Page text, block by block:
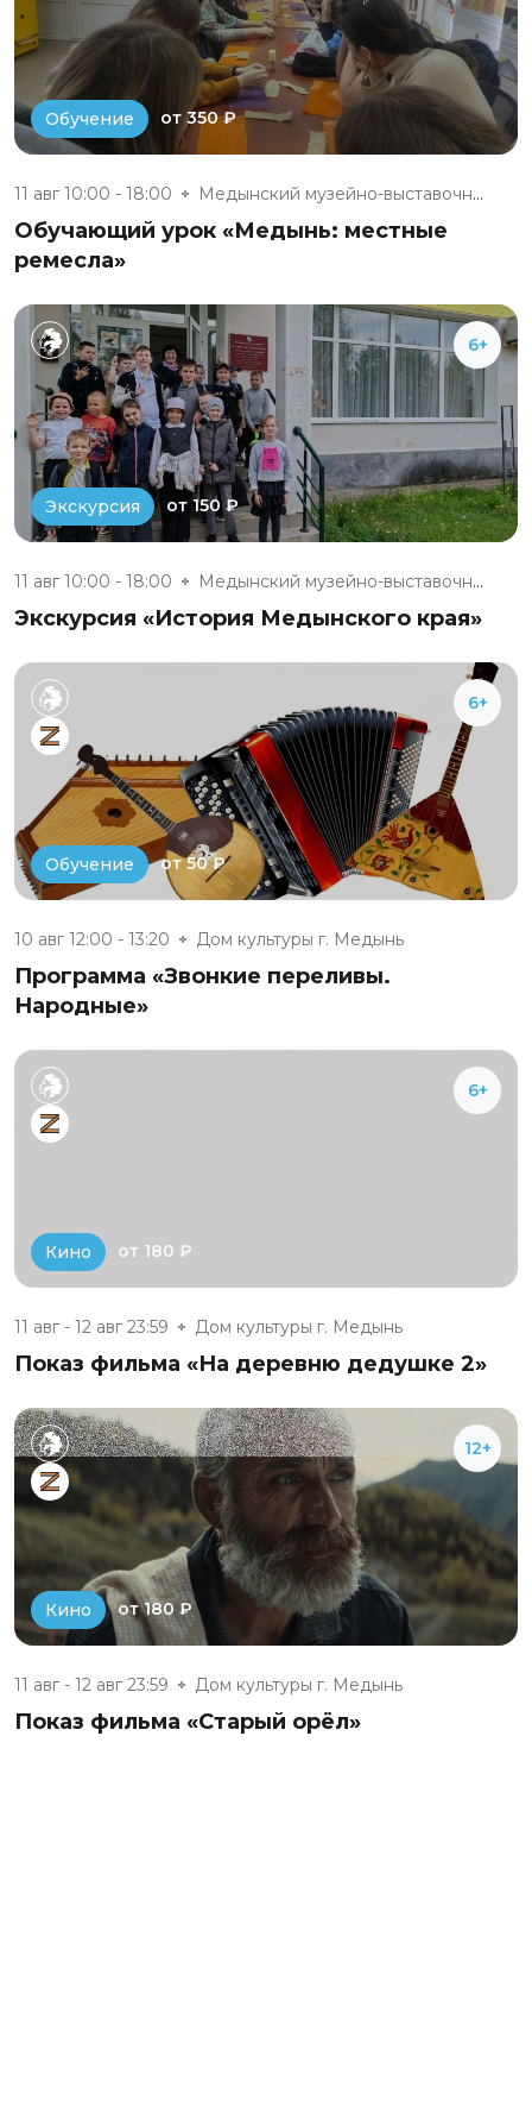
Обучение от 350 ₽
11 авг 10:00 - 18:00 Медынский музейно-выставочный...
Обучающий урок «Медынь: местные
ремесла»
6+
Экскурсия от 150 ₽
11 авг 10:00 - 18:00 Медынский музейно-выставочный...
Экскурсия «История Медынского края»
6+
Обучение от 50 ₽
10 авг 12:00 - 13:20 Дом культуры г. Медынь
Программа «Звонкие переливы.
Народные»
6+
Кино от 180 ₽
11 авг - 12 авг 23:59 Дом культуры г. Медынь
Показ фильма «На деревню дедушке 2»
12+
Кино от 180 ₽
11 авг - 12 авг 23:59 Дом культуры г. Медынь
Показ фильма «Старый орёл»